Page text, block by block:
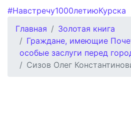
#Навстречу1000летиюКурска
Главная
Золотая книга
Граждане, имеющие
особые заслуги перед
Сизов Олег